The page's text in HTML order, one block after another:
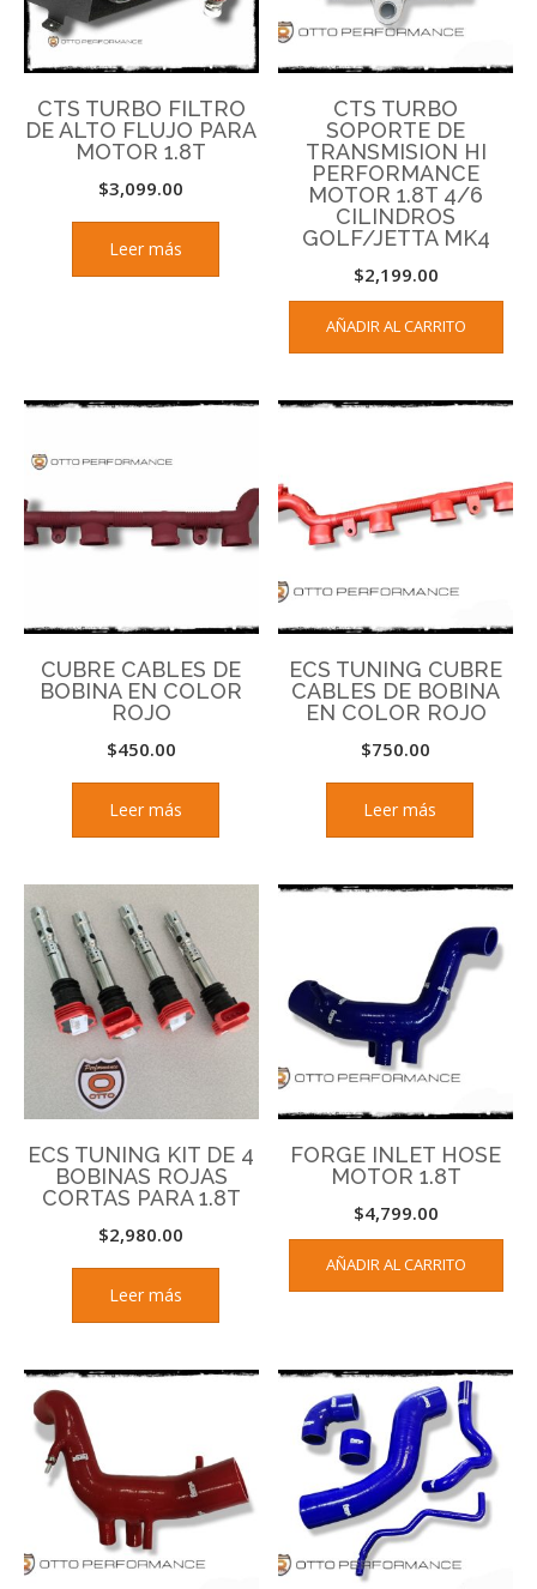
CTS TURBO FILTRO
DE ALTO FLUJO PARA
MOTOR 1.8T
$3,099.00
Leer más
CTS TURBO
SOPORTE DE
TRANSMISION HI
PERFORMANCE
MOTOR 1.8T 4/6
CILINDROS
GOLF/JETTA MK4
$2,199.00
AÑADIR AL CARRITO
CUBRE CABLES DE
BOBINA EN COLOR
ROJO
$450.00
Leer más
ECS TUNING CUBRE
CABLES DE BOBINA
EN COLOR ROJO
$750.00
Leer más
ECS TUNING KIT DE 4
BOBINAS ROJAS
CORTAS PARA 1.8T
$2,980.00
Leer más
FORGE INLET HOSE
MOTOR 1.8T
$4,799.00
AÑADIR AL CARRITO